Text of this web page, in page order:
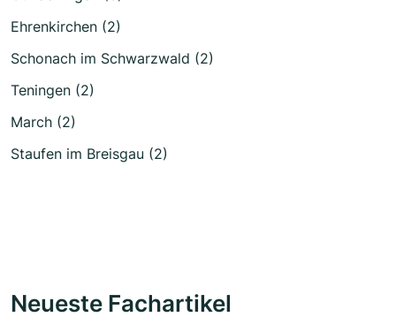
Ehrenkirchen (2)
Schonach im Schwarzwald (2)
Teningen (2)
March (2)
Staufen im Breisgau (2)
Neueste Fachartikel